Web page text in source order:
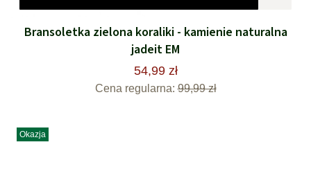
Bransoletka zielona koraliki - kamienie naturalna
jadeit EM
54,99 zł
Cena regularna: 99,99 zł
Okazja